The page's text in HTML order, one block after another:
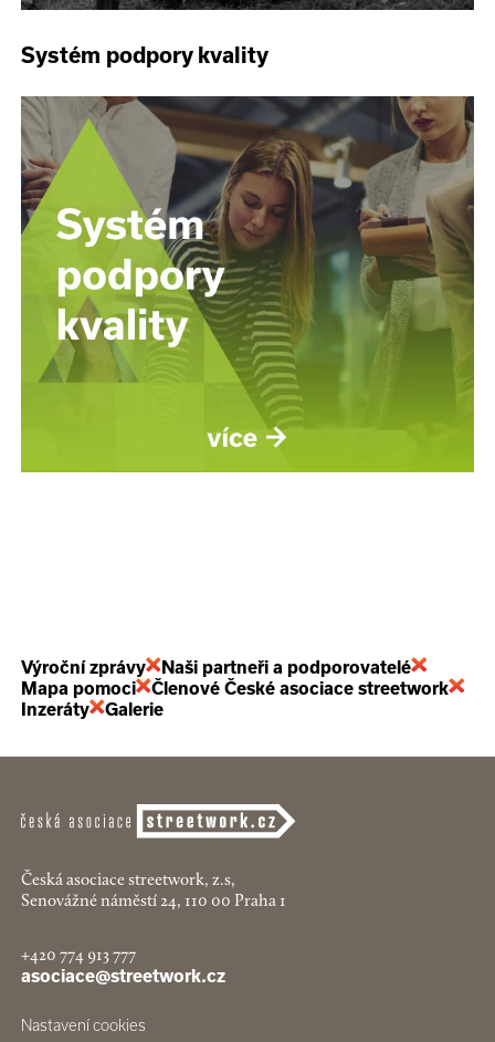
Systém podpory kvality
Výroční zprávy
Naši partneři a podporovatelé
Mapa pomoci
Členové České asociace streetwork
Inzeráty
Galerie
Česká asociace streetwork, z.s,
Senovážné náměstí 24, 110 00 Praha 1
+420 774 913 777
asociace@streetwork.cz
Nastavení cookies